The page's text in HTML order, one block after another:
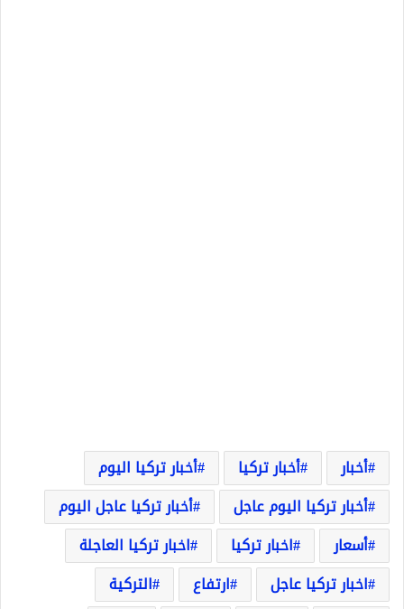
أخبار أخبار تركيا
أخبار تركيا اليوم
أخبار تركيا اليوم عاجل
أخبار تركيا عاجل اليوم
أسعار
اخبار تركيا
اخبار تركيا العاجلة
اخبار تركيا عاجل
ارتفاع
التركية